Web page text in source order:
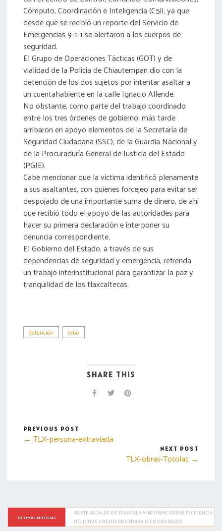
Cómputo, Coordinación e Inteligencia (C5i), ya que
desde que se recibió un reporte del Servicio de
Emergencias 9-1-1 se alertaron a los cuerpos de
seguridad.
El Grupo de Operaciones Tácticas (GOT) y de
vialidad de la Policía de Chiautempan dio con la
detención de los dos sujetos por intentar asaltar a
un cuentahabiente en la calle Ignacio Allende.
No obstante, como parte del trabajo coordinado
entre los tres órdenes de gobierno, más tarde
arribaron en apoyo elementos de la Secretaría de
Seguridad Ciudadana (SSC), de la Guardia Nacional y
de la Procuraduría General de Justicia del Estado
(PGJE).
Cabe mencionar que la víctima identificó plenamente
a sus asaltantes, con quienes forcejeo para evitar ser
despojado de una importante suma de dinero, de ahí
que recibió todo el apoyo de las autoridades para
hacer su primera declaración e interponer su
denuncia correspondiente.
El Gobierno del Estado, a través de sus
dependencias de seguridad y emergencia, refrenda
un trabajo interinstitucional para garantizar la paz y
tranquilidad de los tlaxcaltecas.
detención robo
SHARE THIS
PREVIOUS POST
← TLX-persona-extraviada
NEXT POST
TLX-obras-Totolac →
ULTIMAS NOTICIAS
Ana Lilia Rivera, la aspirante mejor posicionada de Morena
rumbo a las gubernaturas de 2027: Emotegia.